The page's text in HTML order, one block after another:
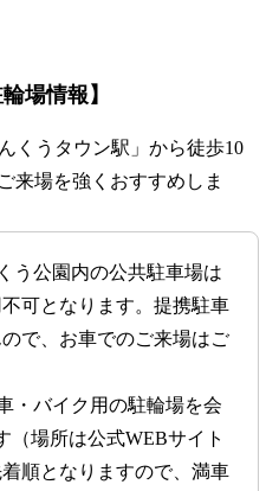
場情報】
くうタウン駅」から徒歩10
来場を強くおすすめしま
う公園内の公共駐車場は
可となります。提携駐車
で、お車でのご来場はご
・バイク用の駐輪場を会
（場所は公式WEBサイト
順となりますので、満車